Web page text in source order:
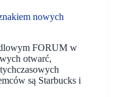
nowych
FORUM w
otwarć,
są Starbucks i